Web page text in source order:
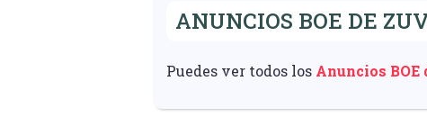
ANUNCIOS BOE DE
Puedes ver todos los Anuncios BOE